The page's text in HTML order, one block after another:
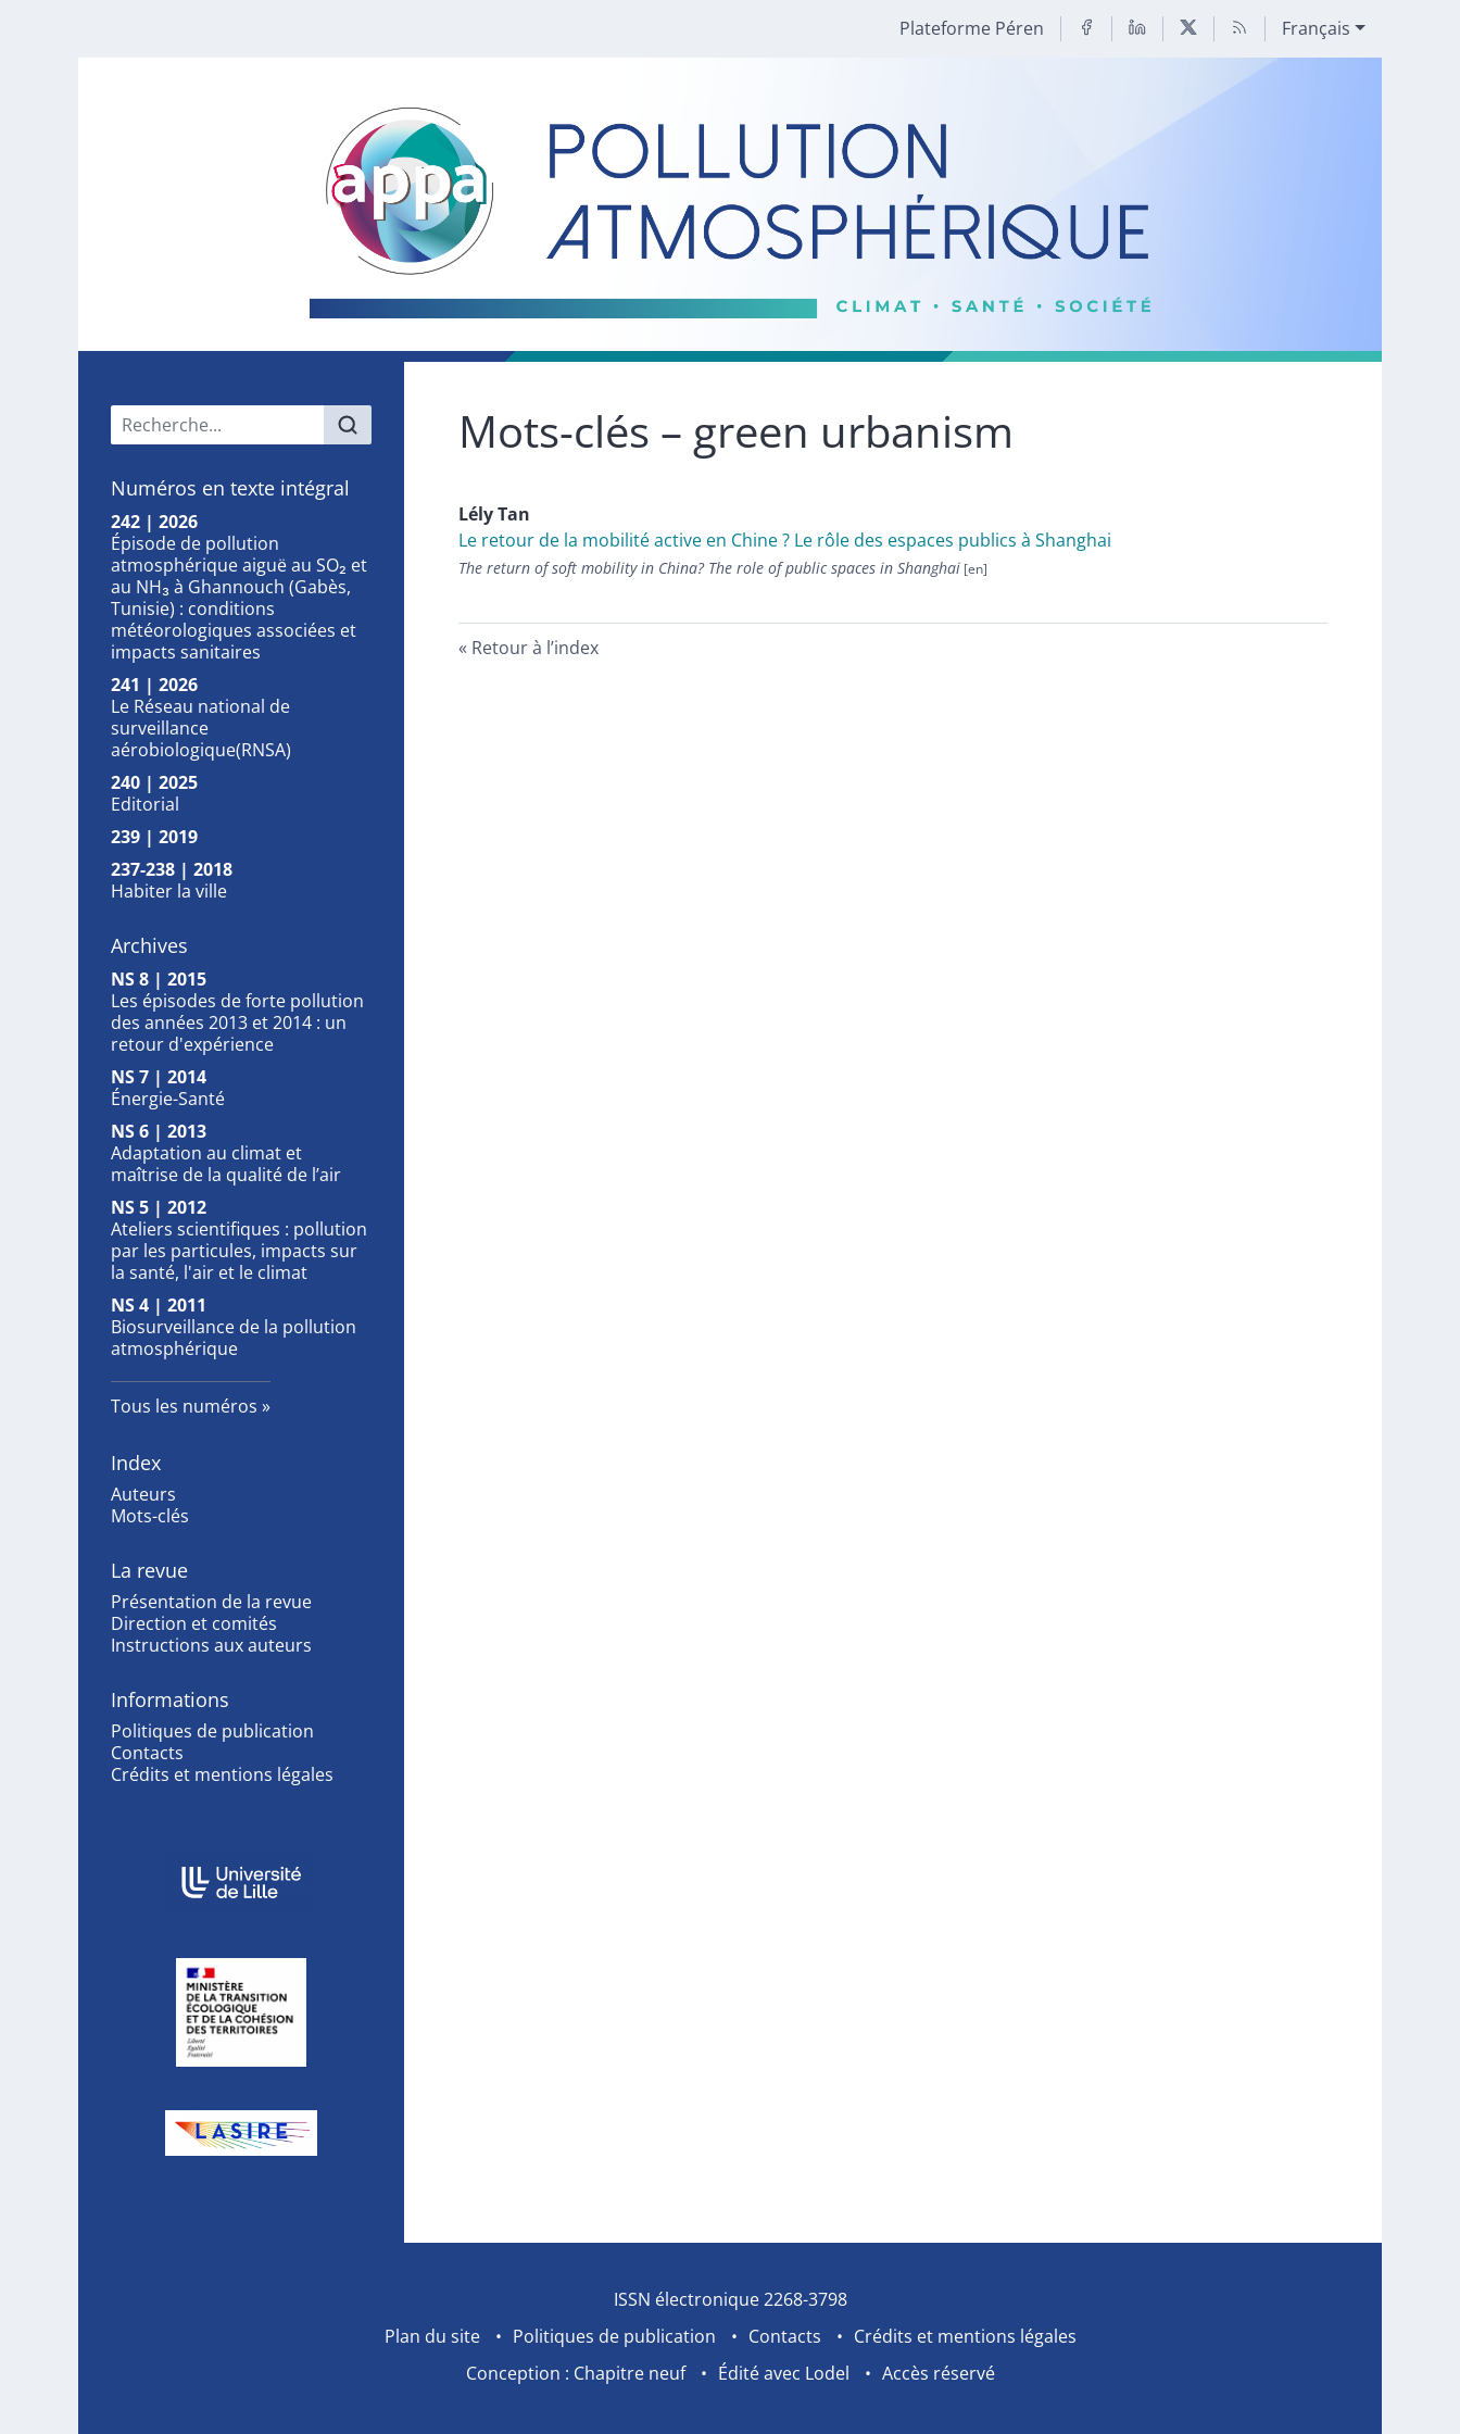
Plateforme Péren Français
Menu principal
Numéros en texte intégral
242 | 2026
Épisode de pollution
atmosphérique aiguë au SO₂ et
au NH₃ à Ghannouch (Gabès,
Tunisie) : conditions
météorologiques associées et
impacts sanitaires
241 | 2026
Le Réseau national de
surveillance
aérobiologique(RNSA)
240 | 2025
Editorial
239 | 2019
237-238 | 2018
Habiter la ville
Archives
NS 8 | 2015
Les épisodes de forte pollution
des années 2013 et 2014 : un
retour d'expérience
NS 7 | 2014
Énergie-Santé
NS 6 | 2013
Adaptation au climat et
maîtrise de la qualité de l’air
NS 5 | 2012
Ateliers scientifiques : pollution
par les particules, impacts sur
la santé, l'air et le climat
NS 4 | 2011
Biosurveillance de la pollution
atmosphérique
Tous les numéros
Index
Auteurs
Mots-clés
La revue
Présentation de la revue
Direction et comités
Instructions aux auteurs
Informations
Politiques de publication
Contacts
Crédits et mentions légales
Affiliations/partenaires
Mots-clés – green urbanism
LélyTan
Le retour de la mobilité active en Chine ? Le rôle des espaces publics à Shanghai
The return of soft mobility in China? The role of public spaces in Shanghai
Retour à l’index
ISSN électronique 2268-3798
Plan du site
Politiques de publication Contacts
Crédits et mentions légales
Conception : Chapitre neuf
Édité avec Lodel Accès réservé